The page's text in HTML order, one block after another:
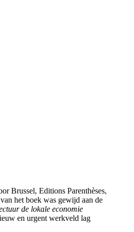
Brussel, Editions Parenthèses,
het boek was gewijd aan de
de lokale economie
en urgent werkveld lag